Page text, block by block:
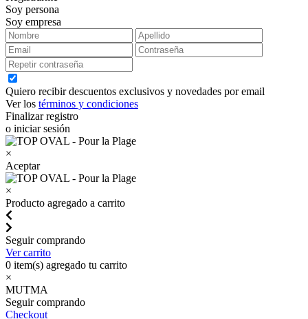
Soy persona
Soy empresa
Quiero recibir descuentos exclusivos y novedades por email
Ver los términos y condiciones
Finalizar registro
o iniciar sesión
×
Aceptar
×
Producto agregado a carrito
Seguir comprando
Ver carrito
0 item(s) agregado tu carrito
×
MUTMA
Seguir comprando
Checkout